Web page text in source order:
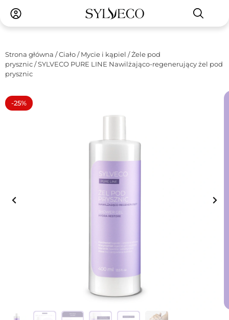
Strona główna /Ciało/Mycie i kąpiel /Żele pod
prysznic/ SYLVECO PURE LINE Nawilżająco-regenerujący żel pod
prysznic
-25%